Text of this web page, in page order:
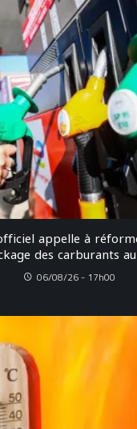
appelle à
des carburants
06/08/26 - 17h00